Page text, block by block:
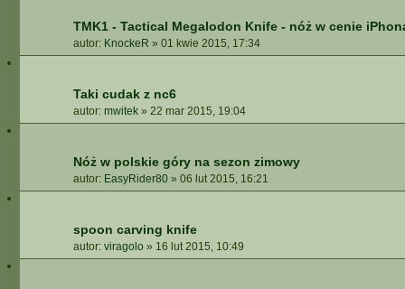
TMK1 - Tactical Megalodon Knife - nóż w cenie
autor: KnockeR » 01 kwie 2015, 17:34
Taki cudak z nc6
autor: mwitek » 22 mar 2015, 19:04
Nóż w polskie góry na sezon zimowy
autor: EasyRider80 » 06 lut 2015, 16:21
spoon carving knife
autor: viragolo » 16 lut 2015, 10:49